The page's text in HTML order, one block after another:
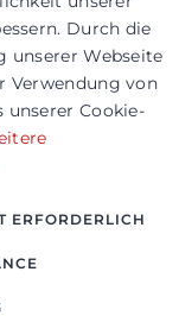
Durch die
unserer Webseite
Verwendung von
unserer Cookie-
ERFORDERLICH